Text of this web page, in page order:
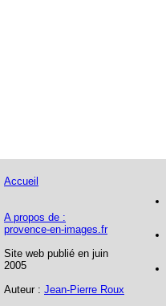
Accueil
A propos de :
provence-en-images.fr
Site web publié en juin
2005
Auteur : Jean-Pierre Roux